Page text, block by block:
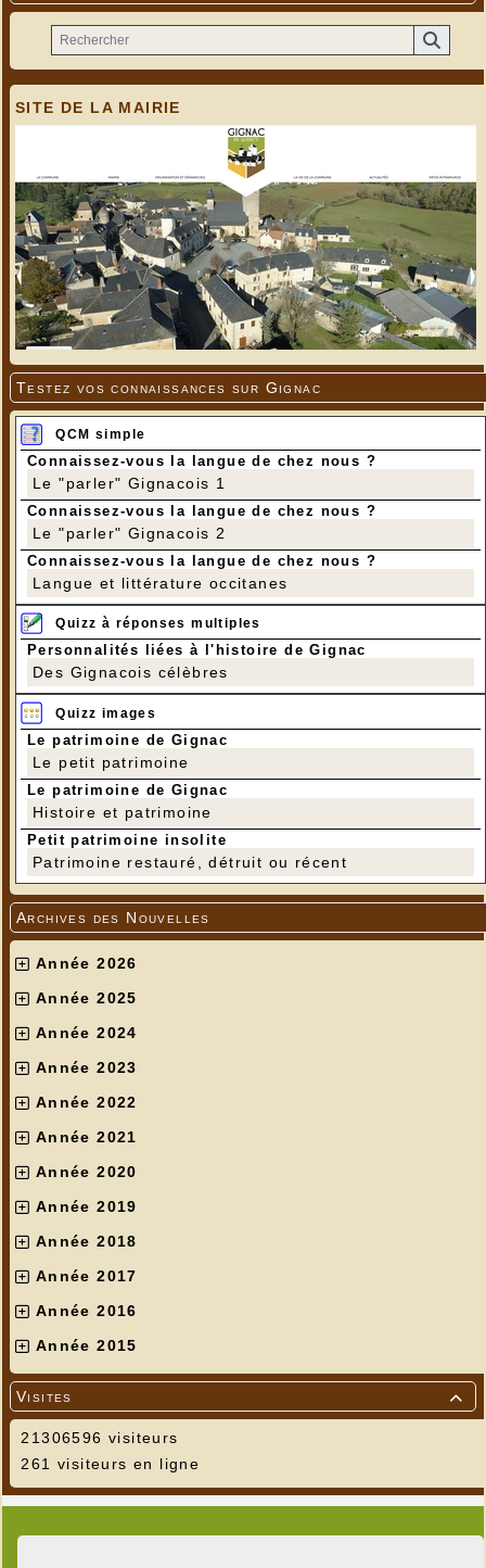
SITE DE LA MAIRIE
Testez vos connaissances sur Gignac
QCM simple
Connaissez-vous la langue de chez nous ?
Le "parler" Gignacois 1
Connaissez-vous la langue de chez nous ?
Le "parler" Gignacois 2
Connaissez-vous la langue de chez nous ?
Langue et littérature occitanes
Quizz à réponses multiples
Personnalités liées à l'histoire de Gignac
Des Gignacois célèbres
Quizz images
Le patrimoine de Gignac
Le petit patrimoine
Le patrimoine de Gignac
Histoire et patrimoine
Petit patrimoine insolite
Patrimoine restauré, détruit ou récent
Archives des Nouvelles
Année 2026
Année 2025
Année 2024
Année 2023
Année 2022
Année 2021
Année 2020
Année 2019
Année 2018
Année 2017
Année 2016
Année 2015

Visites
21306596 visiteurs
261 visiteurs en ligne